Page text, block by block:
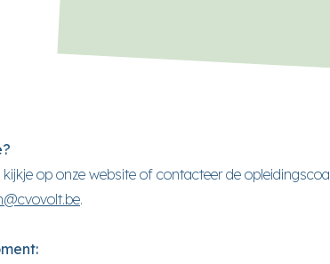
op onze website of contacteer de
.